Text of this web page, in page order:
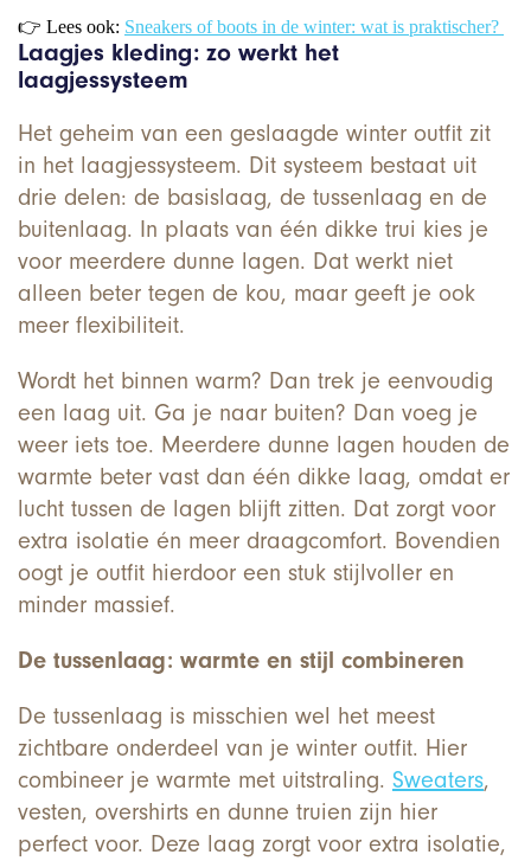
👉 Lees ook: Sneakers of boots in de winter: wat is praktischer?
Laagjes kleding: zo werkt het
laagjessysteem
Het geheim van een geslaagde winter outfit zit
in het laagjessysteem. Dit systeem bestaat uit
drie delen: de basislaag, de tussenlaag en de
buitenlaag. In plaats van één dikke trui kies je
voor meerdere dunne lagen. Dat werkt niet
alleen beter tegen de kou, maar geeft je ook
meer flexibiliteit.
Wordt het binnen warm? Dan trek je eenvoudig
een laag uit. Ga je naar buiten? Dan voeg je
weer iets toe. Meerdere dunne lagen houden de
warmte beter vast dan één dikke laag, omdat er
lucht tussen de lagen blijft zitten. Dat zorgt voor
extra isolatie én meer draagcomfort. Bovendien
oogt je outfit hierdoor een stuk stijlvoller en
minder massief.
De tussenlaag: warmte en stijl combineren
De tussenlaag is misschien wel het meest
zichtbare onderdeel van je winter outfit. Hier
combineer je warmte met uitstraling. Sweaters,
vesten, overshirts en dunne truien zijn hier
perfect voor. Deze laag zorgt voor extra isolatie,